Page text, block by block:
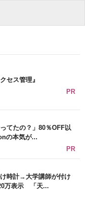
セス管理』
PR
てたの？」80％OFF以
の本気が...
PR
時計→大学講師が付け
万表示 「天...